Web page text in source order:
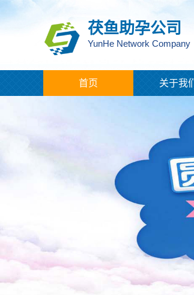
茯鱼助孕公司
YunHe Network Company
首页 关于我们